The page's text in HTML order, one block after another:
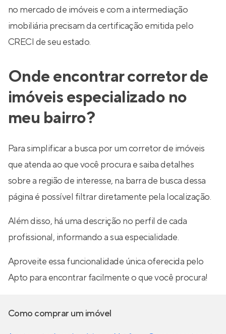
no mercado de imóveis e com a intermediação
imobiliária precisam da certificação emitida pelo
CRECI de seu estado.
Onde encontrar corretor de
imóveis especializado no
meu bairro?
Para simplificar a busca por um corretor de imóveis
que atenda ao que você procura e saiba detalhes
sobre a região de interesse, na barra de busca dessa
página é possível filtrar diretamente pela localização.
Além disso, há uma descrição no perfil de cada
profissional, informando a sua especialidade.
Aproveite essa funcionalidade única oferecida pelo
Apto para encontrar facilmente o que você procura!
Como comprar um imóvel